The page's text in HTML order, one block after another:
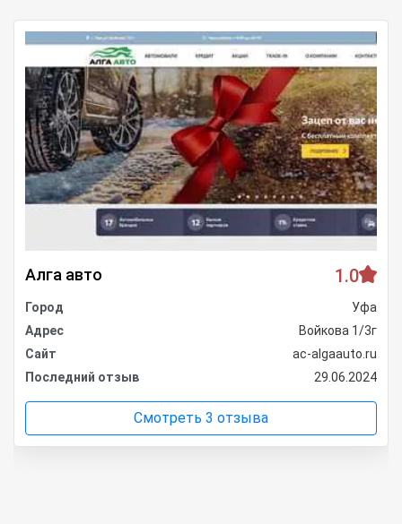
Алга авто 1.0
Город
Уфа
Адрес
Войкова 1/3г
Сайт
ac-algaauto.ru
Последний отзыв
29.06.2024
Смотреть 3 отзыва